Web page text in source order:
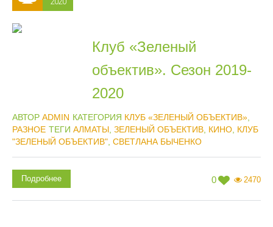
Клуб «Зеленый
объектив». Сезон 2019-
2020
АВТОР ADMIN КАТЕГОРИЯ КЛУБ «ЗЕЛЕНЫЙ ОБЪЕКТИВ»
РАЗНОЕ ТЕГИ АЛМАТЫ ЗЕЛЕНЫЙ ОБЪЕКТИВ КИНО КЛУБ
"ЗЕЛЕНЫЙ ОБЪЕКТИВ" СВЕТЛАНА БЫЧЕНКО
0 2470
Подробнее